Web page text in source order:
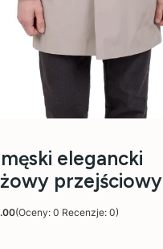
męski elegancki
przejściowy
(Oceny: 0 Recenzje: 0)